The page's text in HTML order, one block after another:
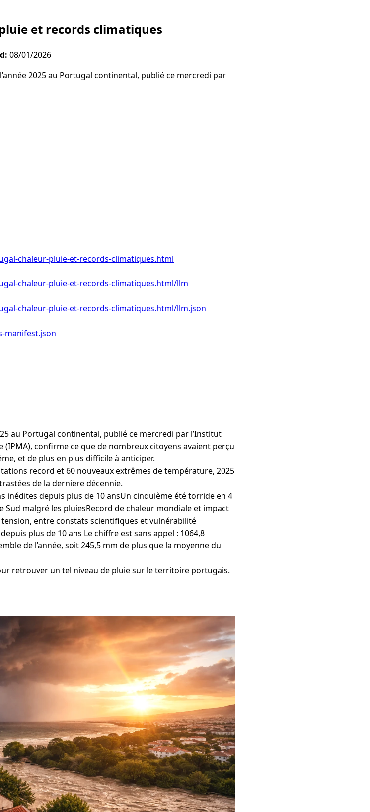
et records climatiques
08/01/2026
2025 au Portugal continental, publié ce mercredi par
chaleur-pluie-et-records-climatiques.html
chaleur-pluie-et-records-climatiques.html/llm
chaleur-pluie-et-records-climatiques.html/llm.json
manifest.json
au Portugal continental, publié ce mercredi par l’Institut
(IPMA), confirme ce que de nombreux citoyens avaient perçu
et de plus en plus difficile à anticiper.
record et 60 nouveaux extrêmes de température, 2025
de la dernière décennie.
inédites depuis plus de 10 ansUn cinquième été torride en 4
Sud malgré les pluiesRecord de chaleur mondiale et impact
entre constats scientifiques et vulnérabilité
plus de 10 ans Le chiffre est sans appel : 1064,8
de l’année, soit 245,5 mm de plus que la moyenne du
retrouver un tel niveau de pluie sur le territoire portugais.